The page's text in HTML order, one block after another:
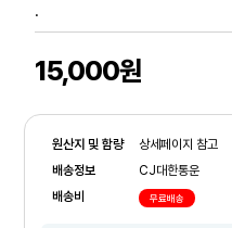
.
15,000원
원산지 및 함량
상세페이지 참고
배송정보
CJ대한통운
배송비
무료배송